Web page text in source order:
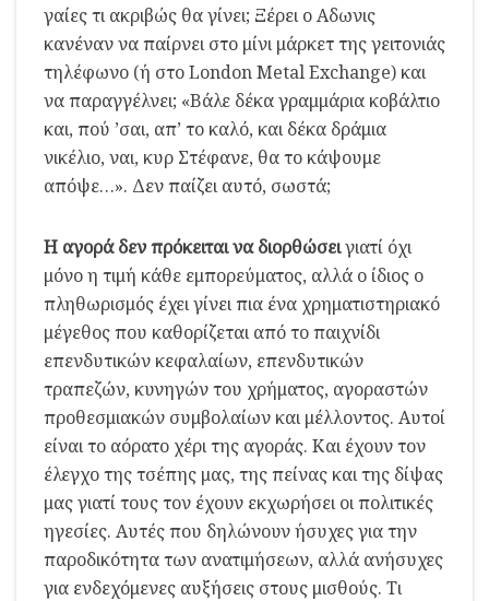
γαίες τι ακριβώς θα γίνει; Ξέρει ο Αδωνις
κανέναν να παίρνει στο μίνι μάρκετ της γειτονιάς
τηλέφωνο (ή στο London Metal Exchange) και
να παραγγέλνει; «Βάλε δέκα γραμμάρια κοβάλτιο
και, πού ’σαι, απ’ το καλό, και δέκα δράμια
νικέλιο, ναι, κυρ Στέφανε, θα το κάψουμε
απόψε…». Δεν παίζει αυτό, σωστά;
Η αγορά δεν πρόκειται να διορθώσειγιατί όχι
μόνο η τιμή κάθε εμπορεύματος, αλλά ο ίδιος ο
πληθωρισμός έχει γίνει πια ένα χρηματιστηριακό
μέγεθος που καθορίζεται από το παιχνίδι
επενδυτικών κεφαλαίων, επενδυτικών
τραπεζών, κυνηγών του χρήματος, αγοραστών
προθεσμιακών συμβολαίων και μέλλοντος. Αυτοί
είναι το αόρατο χέρι της αγοράς. Και έχουν τον
έλεγχο της τσέπης μας, της πείνας και της δίψας
μας γιατί τους τον έχουν εκχωρήσει οι πολιτικές
ηγεσίες. Αυτές που δηλώνουν ήσυχες για την
παροδικότητα των ανατιμήσεων, αλλά ανήσυχες
για ενδεχόμενες αυξήσεις στους μισθούς. Τι